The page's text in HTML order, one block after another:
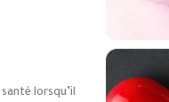
lorsqu’il